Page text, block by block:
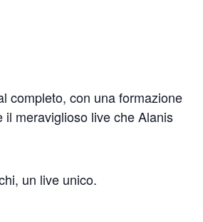
completo, con una formazione
il meraviglioso live che Alanis
un live unico.